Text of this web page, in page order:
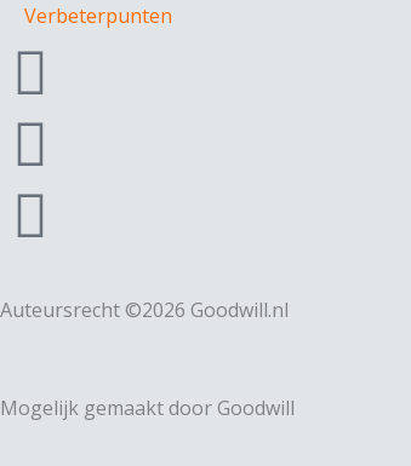
Verbeterpunten
F
a
c
e
b
o
I
n
s
t
a
g
L
n
k
Auteursrecht ©2026 Goodwill.nl
Mogelijk gemaakt door Goodwill